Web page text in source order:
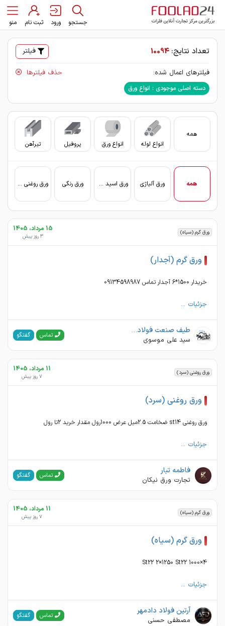
جستجو ورود ثبت نام منو
تعداد نتایج: 10094 فیلتر
فیلترهای اعمال شده: حذف فیلترها
دسته اصلی موجودی : انواع ورق
همه
انواع لوله
انواع ورق پروفیل تیرآهن
همه ورق آلیاژی ورق اسید شویی ورق رنگی ورق روغنی (سرد)
ورق گرم (سیاه) 15 مرداد، 1405
3 روز پیش
ورق گرم (آجدار)
خریدار 1500*6 آجدار تماس 09134598987
جزئیات ...
طیف صنعت فولاد . محیا فولاد نقش جهان
سید علی موسوی
تماس گفتگو
ورق روغنی (سرد) 11 مرداد، 1405
7 روز پیش
ورق روغنی (سرد)
ورق روغنی st14 ضخامت 2.5میل عرض 1000رول مقدار خرید 2تا رول
جزئیات ...
فاطمه تبار
تجارت ورق نیکان تماس گفتگو
ورق گرم (سیاه) 11 مرداد، 1405
7 روز پیش
ورق گرم (سیاه)
4×1000 St22 2×1250 St22
جزئیات ...
آرتین فولاد دادمهر
مصطفی حسنی تماس گفتگو